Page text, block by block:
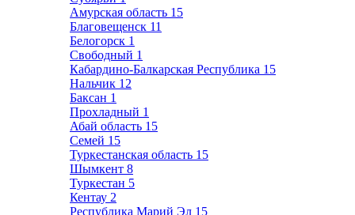
Амурская область 15
Благовещенск 11
Белогорск 1
Свободный 1
Кабардино-Балкарская Республика 15
Нальчик 12
Баксан 1
Прохладный 1
Абай область 15
Семей 15
Туркестанская область 15
Шымкент 8
Туркестан 5
Кентау 2
Республика Марий Эл 15